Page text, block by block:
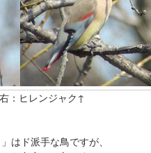
ヒレンジャク↑
はド派手な鳥ですが、